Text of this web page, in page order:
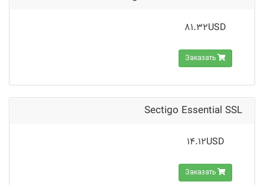
81.32USD
Заказать
Sectigo Essential SSL
14.12USD
Заказать